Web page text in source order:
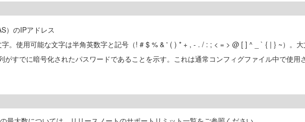
）のIPアドレス
。使用可能な文字は半角英数字と記号（! # $ % & ' ( ) * + , - . / : ; < = > @ [ ] ^ _ ` { | } ~）。
がすでに暗号化されたパスワードであることを示す。これは通常コンフィグファイル中で使